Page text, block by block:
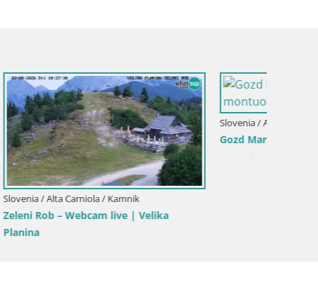
Slovenia / Alta Carniola / Kamnik
Velika Planina | Gradišče